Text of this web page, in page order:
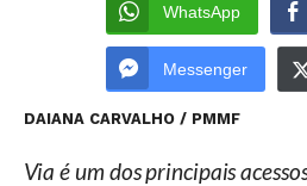
WhatsApp
Messenger
DAIANA CARVALHO / PMMF
Via é um dos principais